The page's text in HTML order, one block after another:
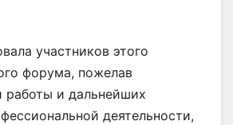
участников этого
форума, пожелав
работы и дальнейших
деятельности,